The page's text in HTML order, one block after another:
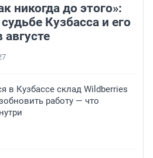
никогда до этого»:
Кузбасса и его
в Кузбассе склад Wildberries
работу — что